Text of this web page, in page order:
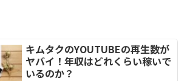
キムタクのYOUTUBEの再生数が
ヤバイ！年収はどれくらい稼いで
いるのか？